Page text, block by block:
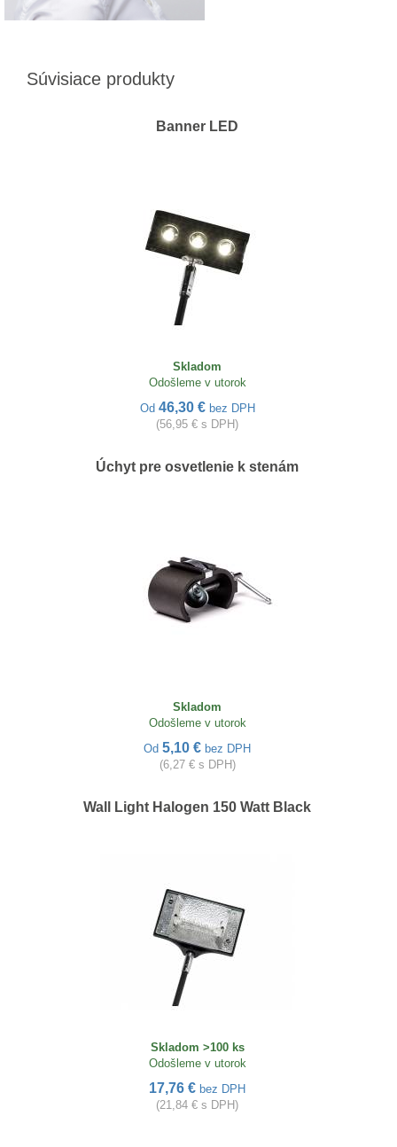
Súvisiace produkty
Banner LED
Skladom
Odošleme v utorok
Od 46,30 € bez DPH
(56,95 € s DPH)
Úchyt pre osvetlenie k stenám
Skladom
Odošleme v utorok
Od 5,10 € bez DPH
(6,27 € s DPH)
Wall Light Halogen 150 Watt Black
Skladom >100 ks
Odošleme v utorok
17,76 € bez DPH
(21,84 € s DPH)